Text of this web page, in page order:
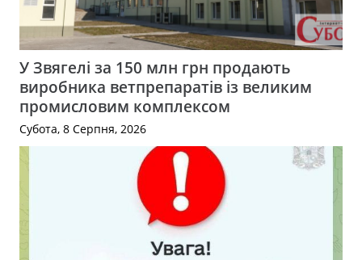
У Звягелі за 150 млн грн продають
виробника ветпрепаратів із великим
промисловим комплексом
Субота, 8 Серпня, 2026